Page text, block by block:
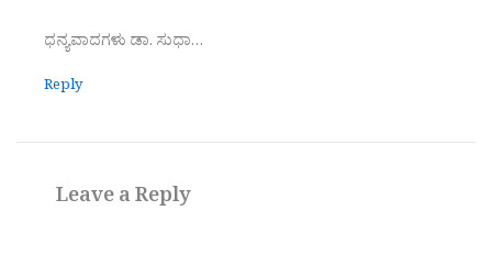
ಧನ್ಯವಾದಗಳು ಡಾ. ಸುಧಾ…
Reply
Leave a Reply